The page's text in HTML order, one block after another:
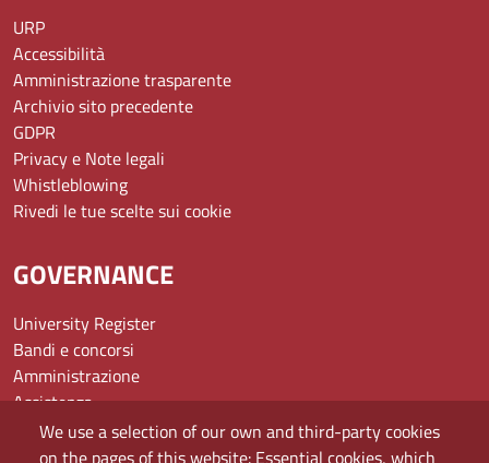
We use a selection of our own and third-party cookies
URP
Accessibilità
Amministrazione trasparente
Archivio sito precedente
GDPR
Privacy e Note legali
Whistleblowing
Rivedi le tue scelte sui cookie
GOVERNANCE
University Register
Bandi e concorsi
Amministrazione
Assistenza
Domande frequenti (FAQ)
Elenco dei siti tematici